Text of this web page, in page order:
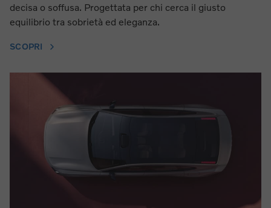
decisa o soffusa. Progettata per chi cerca il giusto
equilibrio tra sobrietà ed eleganza.
SCOPRI